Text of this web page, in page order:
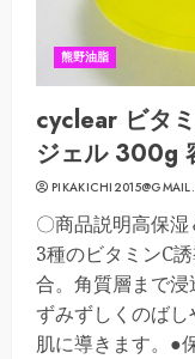
熊野油脂
cyclear ビタ
ジェル 300g
〇商品説明高保
3種のビタミンC
合。角質層まで
ずみずしくのば
肌に導きます。●